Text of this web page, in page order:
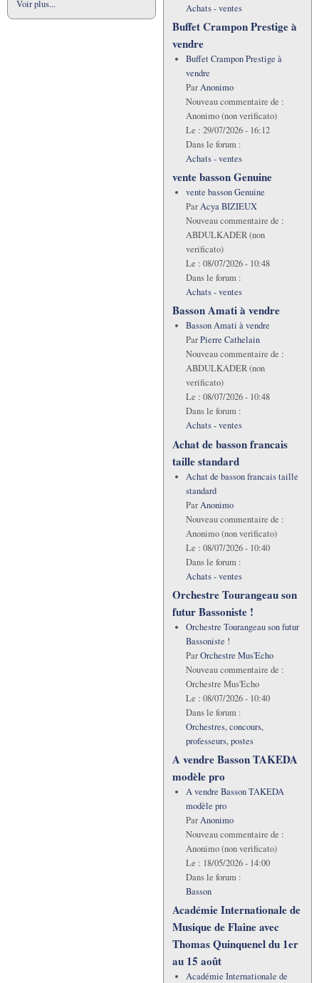
Voir plus...
Achats - ventes
Buffet Crampon Prestige à
vendre
Buffet Crampon Prestige à
vendre
ParAnonimo
Nouveau commentaire de :
Anonimo (non verificato)
Le : 29/07/2026 - 16:12
Dans le forum :
Achats - ventes
vente basson Genuine
vente basson Genuine
ParAcya BIZIEUX
Nouveau commentaire de :
ABDULKADER (non
verificato)
Le : 08/07/2026 - 10:48
Dans le forum :
Achats - ventes
Basson Amati à vendre
Basson Amati à vendre
ParPierre Cathelain
Nouveau commentaire de :
ABDULKADER (non
verificato)
Le : 08/07/2026 - 10:48
Dans le forum :
Achats - ventes
Achat de basson francais
taille standard
Achat de basson francais taille
standard
ParAnonimo
Nouveau commentaire de :
Anonimo (non verificato)
Le : 08/07/2026 - 10:40
Dans le forum :
Achats - ventes
Orchestre Tourangeau son
futur Bassoniste !
Orchestre Tourangeau son futur
Bassoniste !
ParOrchestre Mus'Echo
Nouveau commentaire de :
Orchestre Mus'Echo
Le : 08/07/2026 - 10:40
Dans le forum :
Orchestres, concours,
professeurs, postes
A vendre Basson TAKEDA
modèle pro
A vendre Basson TAKEDA
modèle pro
ParAnonimo
Nouveau commentaire de :
Anonimo (non verificato)
Le : 18/05/2026 - 14:00
Dans le forum :
Basson
Académie Internationale de
Musique de Flaine avec
Thomas Quinquenel du 1er
au 15 août
Académie Internationale de